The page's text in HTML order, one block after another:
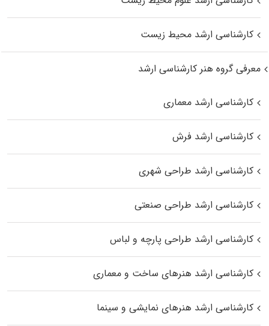
کارشناسی ارشد محیط زیست
معرفی گروه هنر کارشناسی ارشد
کارشناسی ارشد معماری
کارشناسی ارشد فرش
کارشناسی ارشد طراحی شهری
کارشناسی ارشد طراحی صنعتی
کارشناسی ارشد طراحی پارچه و لباس
کارشناسی ارشد هنرهای ساخت و معماری
کارشناسی ارشد هنرهای نمایشی و سینما